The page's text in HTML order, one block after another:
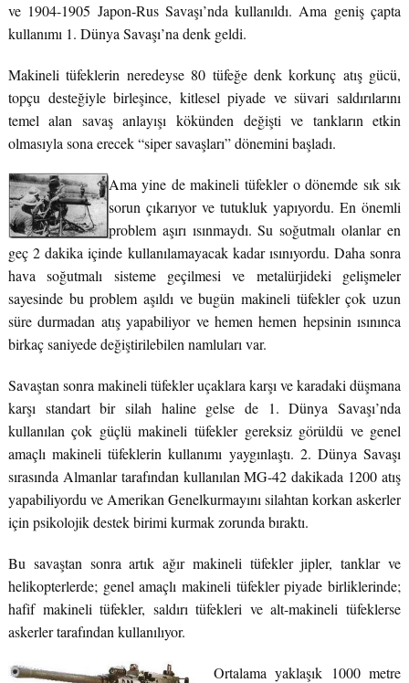
ve 1904-1905 Japon-Rus Savaşı’nda kullanıldı. Ama geniş çapta
kullanımı 1. Dünya Savaşı’na denk geldi.
Makineli tüfeklerin neredeyse 80 tüfeğe denk korkunç atış gücü,
topçu desteğiyle birleşince, kitlesel piyade ve süvari saldırılarını
temel alan savaş anlayışı kökünden değişti ve tankların etkin
olmasıyla sona erecek “siper savaşları” dönemini başladı.
Ama yine de makineli tüfekler o dönemde sık sık
sorun çıkarıyor ve tutukluk yapıyordu. En önemli
problem aşırı ısınmaydı. Su soğutmalı olanlar en
geç 2 dakika içinde kullanılamayacak kadar ısınıyordu. Daha sonra
hava soğutmalı sisteme geçilmesi ve metalürjideki gelişmeler
sayesinde bu problem aşıldı ve bugün makineli tüfekler çok uzun
süre durmadan atış yapabiliyor ve hemen hemen hepsinin ısınınca
birkaç saniyede değiştirilebilen namluları var.
Savaştan sonra makineli tüfekler uçaklara karşı ve karadaki düşmana
karşı standart bir silah haline gelse de 1. Dünya Savaşı’nda
kullanılan çok güçlü makineli tüfekler gereksiz görüldü ve genel
amaçlı makineli tüfeklerin kullanımı yaygınlaştı. 2. Dünya Savaşı
sırasında Almanlar tarafından kullanılan MG-42 dakikada 1200 atış
yapabiliyordu ve Amerikan Genelkurmayını silahtan korkan askerler
için psikolojik destek birimi kurmak zorunda bıraktı.
Bu savaştan sonra artık ağır makineli tüfekler jipler, tanklar ve
helikopterlerde; genel amaçlı makineli tüfekler piyade birliklerinde;
hafif makineli tüfekler, saldırı tüfekleri ve alt-makineli tüfeklerse
askerler tarafından kullanılıyor.
Ortalama yaklaşık 1000 metre